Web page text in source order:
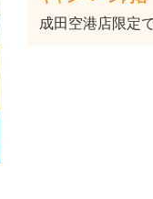
成田空港店限定